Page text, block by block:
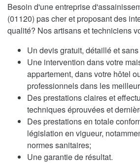
Besoin d'une entreprise
(01120) pas cher et proposant des
qualité? Nos artisans et techniciens
Un devis gratuit, détaillé et
Une intervention dans votre
appartement, dans votre hôtel
professionnels dans les
Des prestations claires et
techniques éprouvées et
Des prestations en totale
législation en vigueur,
normes sanitaires;
Une garantie de résultat.